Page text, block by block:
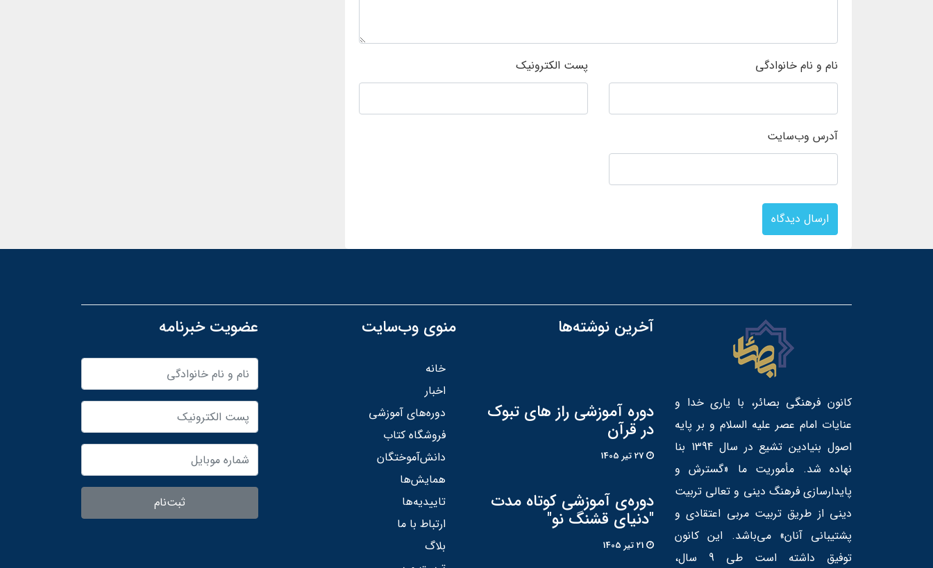
نام و نام خانوادگی پست الکترونیک
آدرس وب‌سایت
ارسال دیدگاه
کانون فرهنگی بصائر، با یاری خدا و
عنایات امام عصر علیه السلام و بر پایه
اصول بنیادین تشیع در سال 1394 بنا
نهاده شد. مأموریت ما «گسترش و
پایدارسازی فرهنگ دینی و تعالی تربیت
دینی از طریق تربیت مربی اعتقادی و
پشتیبانی آنان» می‌باشد. این کانون
توفیق داشته است طی 9 سال،
آخرین نوشته‌ها
دوره آموزشی راز های تبوک
در قرآن
دوره‌ی آموزشی کوتاه مدت
"دنیای قشنگ نو"
منوی وب‌سایت
خانه
اخبار
دوره‌های آموزشی
فروشگاه کتاب
دانش‌آموختگان
همایش‌ها
تاییدیه‌ها
ارتباط با ما
بلاگ
عضویت خبرنامه
ثبت‌نام